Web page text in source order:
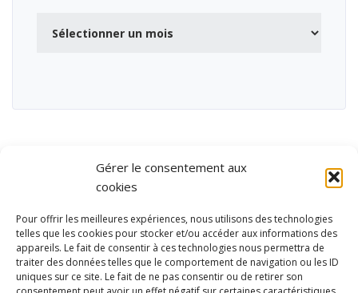
Gérer le consentement aux
cookies
Pour offrir les meilleures expériences, nous utilisons des technologies
telles que les cookies pour stocker et/ou accéder aux informations des
appareils. Le fait de consentir à ces technologies nous permettra de
traiter des données telles que le comportement de navigation ou les ID
uniques sur ce site. Le fait de ne pas consentir ou de retirer son